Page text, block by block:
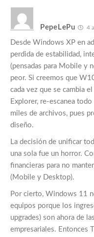
PepeLePu 4
Desde Windows XP en
perdida de estabilidad,
(pensadas para Mobile y
peor. Si creemos que
cada vez que se cambia
Explorer, re-escanea
miles de archivos, pues
diseño.
La decisión de unificar
una sola fue un horror.
financieras para no
(Mobile y Desktop).
Por cierto, Windows 11
equipos porque los
upgrades) son ahora de
empresariales. Entonces